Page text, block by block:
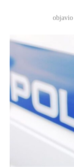
objavio